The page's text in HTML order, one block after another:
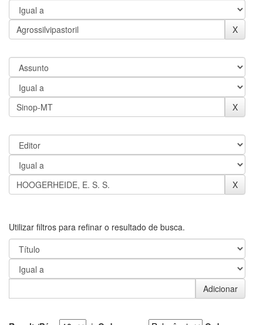
Utilizar filtros para refinar o resultado de busca.